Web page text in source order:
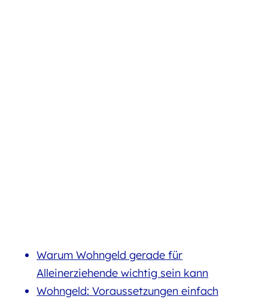
Warum Wohngeld gerade für
Alleinerziehende wichtig sein kann
Wohngeld: Voraussetzungen einfach